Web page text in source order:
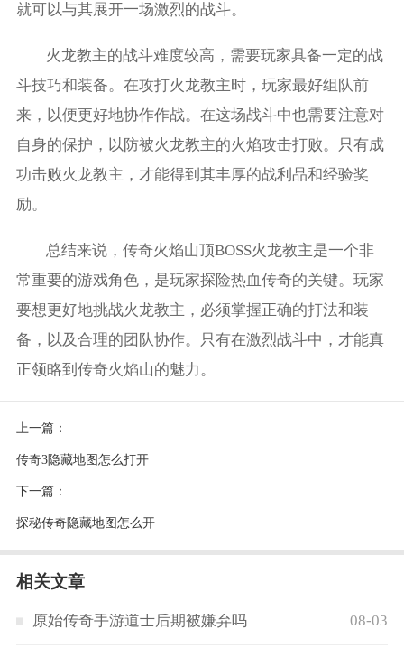
就可以与其展开一场激烈的战斗。
火龙教主的战斗难度较高，需要玩家具备一定的战
斗技巧和装备。在攻打火龙教主时，玩家最好组队前
来，以便更好地协作作战。在这场战斗中也需要注意对
自身的保护，以防被火龙教主的火焰攻击打败。只有成
功击败火龙教主，才能得到其丰厚的战利品和经验奖
励。
总结来说，传奇火焰山顶BOSS火龙教主是一个非
常重要的游戏角色，是玩家探险热血传奇的关键。玩家
要想更好地挑战火龙教主，必须掌握正确的打法和装
备，以及合理的团队协作。只有在激烈战斗中，才能真
正领略到传奇火焰山的魅力。
上一篇：
传奇3隐藏地图怎么打开
下一篇：
探秘传奇隐藏地图怎么开
相关文章
原始传奇手游道士后期被嫌弃吗 08-03